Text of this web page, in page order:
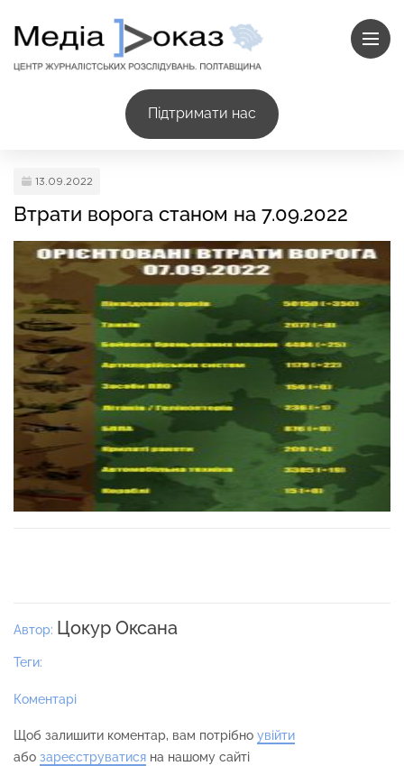
Підтримати нас
13.09.2022
Втрати ворога станом на 7.09.2022
Автор: Цокур Оксана
Теги:
Коментарі
Щоб залишити коментар, вам потрібно увійти
або зареєструватися на нашому сайті